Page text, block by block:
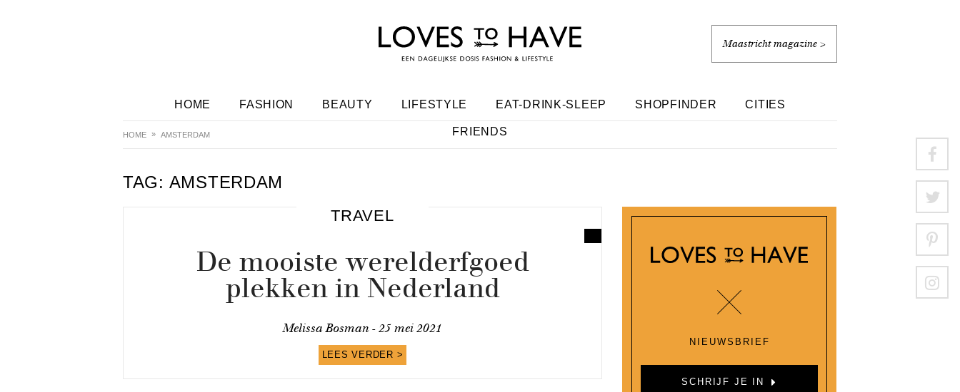
Maastricht magazine >
HOME FASHION BEAUTY LIFESTYLE EAT-DRINK-SLEEP SHOPFINDER CITIES
FRIENDS
HOME AMSTERDAM
TAG: AMSTERDAM
TRAVEL
De mooiste werelderfgoed
plekken in Nederland
Melissa Bosman - 25 mei 2021
LEES VERDER >
NIEUWSBRIEF
SCHRIJF JE IN